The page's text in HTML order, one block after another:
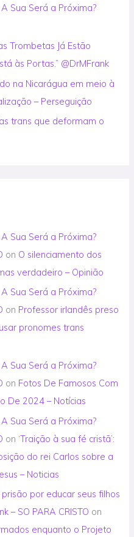
Sua Será a Próxima?
Trombetas Já Estão
às Portas.” @DrMFrank
na Nicarágua em meio à
– Perseguição
trans que deformam o
Sua Será a Próxima?
on O silenciamento dos
verdadeiro – Opinião
Sua Será a Próxima?
on Professor irlandês preso
pronomes trans
Sua Será a Próxima?
on Fotos De Famosos Com
De 2024 – Notícias
Sua Será a Próxima?
on ‘Traição à sua fé cristã’:
do rei Carlos sobre a
– Noticias
por educar seus filhos
– SO PARA CRISTO on
enquanto o Projeto